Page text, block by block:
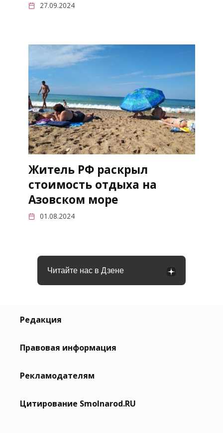
27.09.2024
Житель РФ раскрыл
стоимость отдыха на
Азовском море
01.08.2024
Читайте нас в Дзене
Редакция
Правовая информация
Рекламодателям
Цитирование Smolnarod.RU